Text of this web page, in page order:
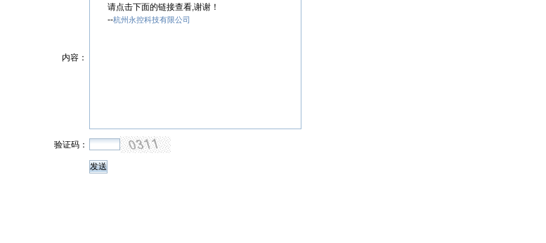
内容：
请点击下面的链接查看,谢谢！
--杭州永控科技有限公司
验证码：